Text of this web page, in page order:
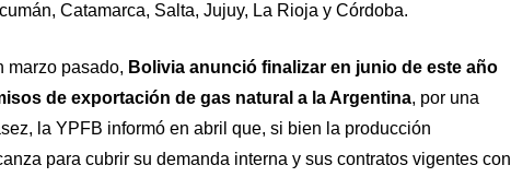
Catamarca, Salta, Jujuy, La Rioja y Córdoba.
marzo pasado, Bolivia anunció finalizar en junio de este año
de exportación de gas natural a la Argentina, por una
la YPFB informó en abril que, si bien la producción
para cubrir su demanda interna y sus contratos vigentes con